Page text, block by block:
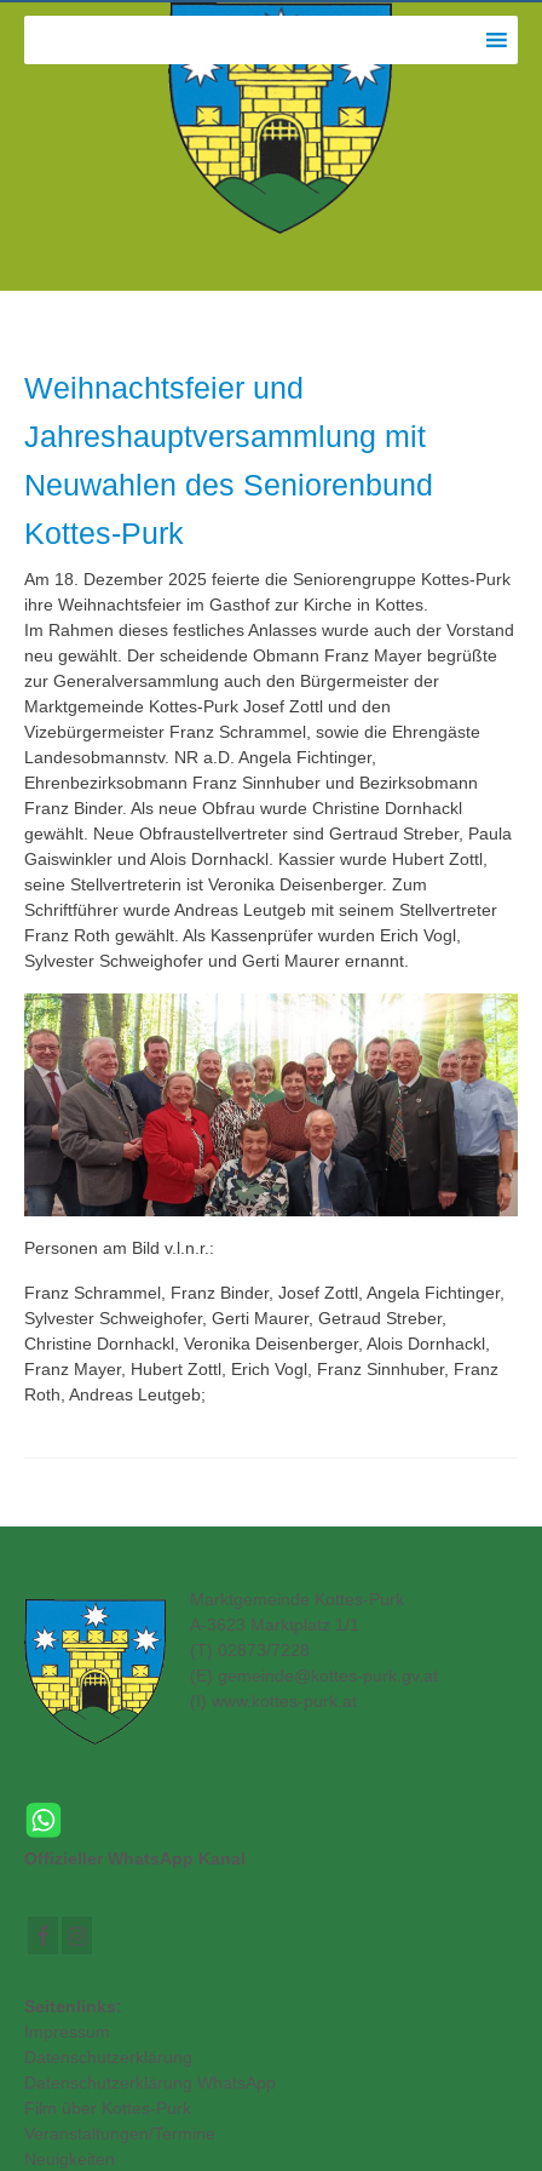
Weihnachtsfeier und
Jahreshauptversammlung mit
Neuwahlen des Seniorenbund
Kottes-Purk
Am 18. Dezember 2025 feierte die Seniorengruppe Kottes-Purk
ihre Weihnachtsfeier im Gasthof zur Kirche in Kottes.
Im Rahmen dieses festliches Anlasses wurde auch der Vorstand
neu gewählt. Der scheidende Obmann Franz Mayer begrüßte
zur Generalversammlung auch den Bürgermeister der
Marktgemeinde Kottes-Purk Josef Zottl und den
Vizebürgermeister Franz Schrammel, sowie die Ehrengäste
Landesobmannstv. NR a.D. Angela Fichtinger,
Ehrenbezirksobmann Franz Sinnhuber und Bezirksobmann
Franz Binder. Als neue Obfrau wurde Christine Dornhackl
gewählt. Neue Obfraustellvertreter sind Gertraud Streber, Paula
Gaiswinkler und Alois Dornhackl. Kassier wurde Hubert Zottl,
seine Stellvertreterin ist Veronika Deisenberger. Zum
Schriftführer wurde Andreas Leutgeb mit seinem Stellvertreter
Franz Roth gewählt. Als Kassenprüfer wurden Erich Vogl,
Sylvester Schweighofer und Gerti Maurer ernannt.
Personen am Bild v.l.n.r.:
Franz Schrammel, Franz Binder, Josef Zottl, Angela Fichtinger,
Sylvester Schweighofer, Gerti Maurer, Getraud Streber,
Christine Dornhackl, Veronika Deisenberger, Alois Dornhackl,
Franz Mayer, Hubert Zottl, Erich Vogl, Franz Sinnhuber, Franz
Roth, Andreas Leutgeb;
Marktgemeinde Kottes-Purk
A-3623 Marktplatz 1/1
(T) 02873/7228
(E) gemeinde@kottes-purk.gv.at
(I) www.kottes-purk.at
Offizieller WhatsApp Kanal
Seitenlinks:
Impressum
Datenschutzerklärung
Datenschutzerklärung WhatsApp
Film über Kottes-Purk
Veranstaltungen/Termine
Neuigkeiten